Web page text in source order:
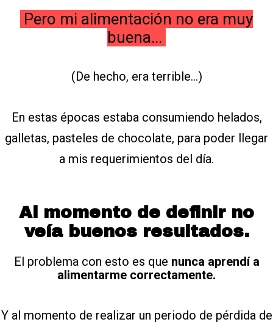
Pero mi alimentación no era muy
buena...
(De hecho, era terrible...)
En estas épocas estaba consumiendo helados,
galletas, pasteles de chocolate, para poder llegar
a mis requerimientos del día.
Al momento de definir no
veía buenos resultados.
El problema con esto es que nunca aprendí a
alimentarme correctamente.
Y al momento de realizar un periodo de pérdida de